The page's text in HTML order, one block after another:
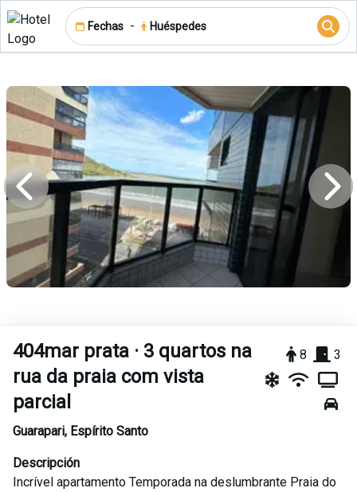
Fechas - Huéspedes
404mar prata · 3 quartos na
rua da praia com vista
parcial
8 3
Guarapari, Espírito Santo
Descripción
Incrível apartamento Temporada na deslumbrante Praia do